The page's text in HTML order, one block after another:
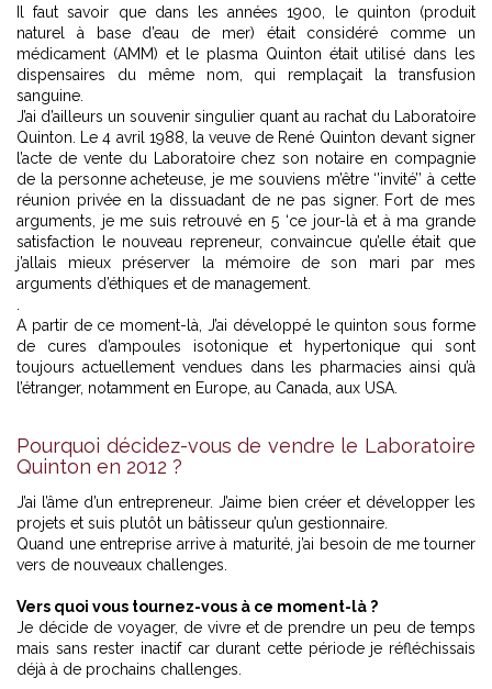
Il faut savoir que dans les années 1900, le quinton (produit
naturel à base d’eau de mer) était considéré comme un
médicament (AMM) et le plasma Quinton était utilisé dans les
dispensaires du même nom, qui remplaçait la transfusion
sanguine.
J’ai d’ailleurs un souvenir singulier quant au rachat du Laboratoire
Quinton. Le 4 avril 1988, la veuve de René Quinton devant signer
l’acte de vente du Laboratoire chez son notaire en compagnie
de la personne acheteuse, je me souviens m’être ‘’invité’’ à cette
réunion privée en la dissuadant de ne pas signer. Fort de mes
arguments, je me suis retrouvé en 5 ‘ce jour-là et à ma grande
satisfaction le nouveau repreneur, convaincue qu’elle était que
j’allais mieux préserver la mémoire de son mari par mes
arguments d’éthiques et de management.
A partir de ce moment-là, J’ai développé le quinton sous forme
de cures d’ampoules isotonique et hypertonique qui sont
toujours actuellement vendues dans les pharmacies ainsi qu’à
l’étranger, notamment en Europe, au Canada, aux USA.
Pourquoi décidez-vous de vendre le Laboratoire
Quinton en 2012 ?
J’ai l’âme d’un entrepreneur. J’aime bien créer et développer les
projets et suis plutôt un bâtisseur qu’un gestionnaire.
Quand une entreprise arrive à maturité, j’ai besoin de me tourner
vers de nouveaux challenges.
Vers quoi vous tournez-vous à ce moment-là ?
Je décide de voyager, de vivre et de prendre un peu de temps
mais sans rester inactif car durant cette période je réfléchissais
déjà à de prochains challenges.